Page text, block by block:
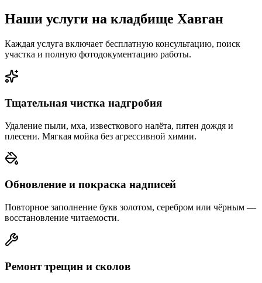
Наши услуги на кладбище Хавган
Каждая услуга включает бесплатную консультацию, поиск
участка и полную фотодокументацию работы.
Тщательная чистка надгробия
Удаление пыли, мха, известкового налёта, пятен дождя и
плесени. Мягкая мойка без агрессивной химии.
Обновление и покраска надписей
Повторное заполнение букв золотом, серебром или чёрным —
восстановление читаемости.
Ремонт трещин и сколов